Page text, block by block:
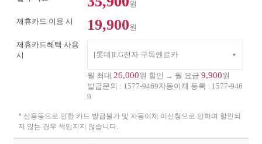
원
제휴카드 이용 시
19,900원
제휴카드혜택 사용
시
[롯데]LG전자 구독엔로카
월 최대 26,000원 할인 → 월 요금 9,900원
발급문의 : 1577-9469자동이체 등록 : 1577-946
9
* 신용등으로 인한 카드 발급불가 및 자동이체 미신청으로 인하여 할인되
지 않는 경우 책임지지 않습니다.